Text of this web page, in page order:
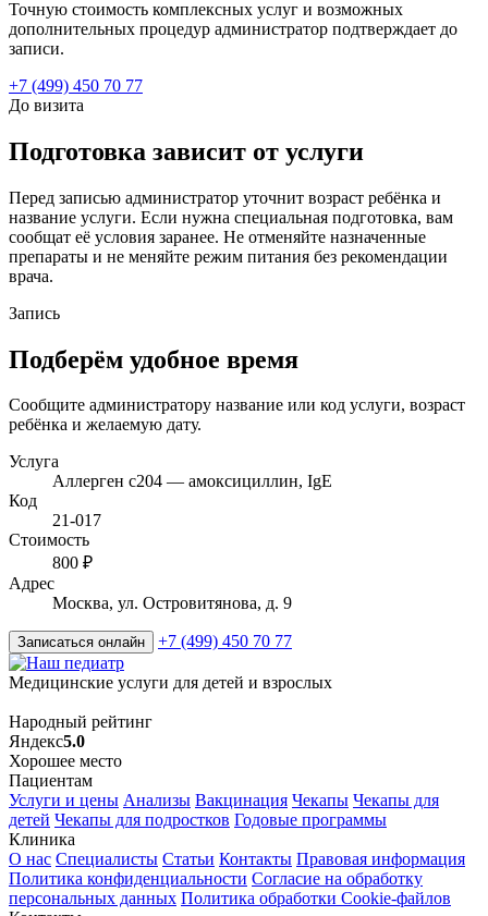
Точную стоимость комплексных услуг и возможных
дополнительных процедур администратор подтверждает до
записи.
+7 (499) 450 70 77
До визита
Подготовка зависит от услуги
Перед записью администратор уточнит возраст ребёнка и
название услуги. Если нужна специальная подготовка, вам
сообщат её условия заранее. Не отменяйте назначенные
препараты и не меняйте режим питания без рекомендации
врача.
Запись
Подберём удобное время
Сообщите администратору название или код услуги, возраст
ребёнка и желаемую дату.
Услуга
Аллерген c204 — амоксициллин, IgE
Код
21-017
Стоимость
800 ₽
Адрес
Москва, ул. Островитянова, д. 9
Записаться онлайн +7 (499) 450 70 77
Медицинские услуги для детей и взрослых
Народный рейтинг
Яндекс5.0
Хорошее место
Пациентам
Услуги и цены Анализы Вакцинация Чекапы Чекапы для
детей Чекапы для подростков Годовые программы
Клиника
О нас Специалисты Статьи Контакты Правовая информация
Политика конфиденциальности Согласие на обработку
персональных данных Политика обработки Cookie-файлов